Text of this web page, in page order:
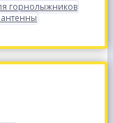
горнолыжников